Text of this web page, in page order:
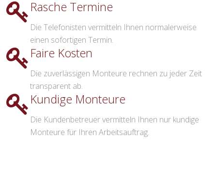
Rasche Termine
Die Telefonisten vermitteln Ihnen normalerweise
einen sofortigen Termin.
Faire Kosten
Die zuverlässigen Monteure rechnen zu jeder Zeit
transparent ab.
Kundige Monteure
Die Kundenbetreuer vermitteln Ihnen nur kundige
Monteure für Ihren Arbeitsauftrag.